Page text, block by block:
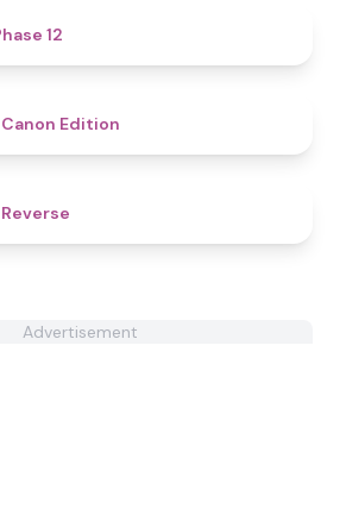
12
Edition
Advertisement